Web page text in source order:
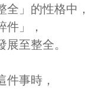
全」的性格中，
件」，
至整全。
件事時，